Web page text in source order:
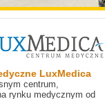
LuxMedica
centrum,
rynku medycznym od